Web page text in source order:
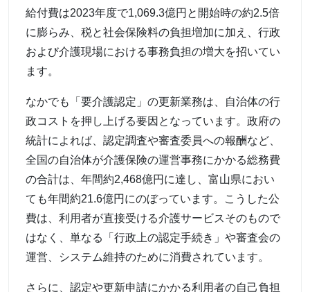
給付費は2023年度で1,069.3億円と開始時の約2.5倍
に膨らみ、税と社会保険料の負担増加に加え、行政
および介護現場における事務負担の増大を招いてい
ます。
なかでも「要介護認定」の更新業務は、自治体の行
政コストを押し上げる要因となっています。政府の
統計によれば、認定調査や審査委員への報酬など、
全国の自治体が介護保険の運営事務にかかる総務費
の合計は、年間約2,468億円に達し、富山県におい
ても年間約21.6億円にのぼっています。こうした公
費は、利用者が直接受ける介護サービスそのもので
はなく、単なる「行政上の認定手続き」や審査会の
運営、システム維持のために消費されています。
さらに、認定や更新申請にかかる利用者の自己負担